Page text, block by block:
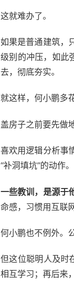
这就难办了。
如果是普通建筑，
级别的冲压，如此
去，彻底夯实。
就这样，何小鹏多
盖房子之前要先做
喜欢用逻辑分析事
“补洞填坑”的动作。
一些教训，是源于
命感，习惯用互联
何小鹏也不例外。
但这位聪明人及时
相互学习；再后来